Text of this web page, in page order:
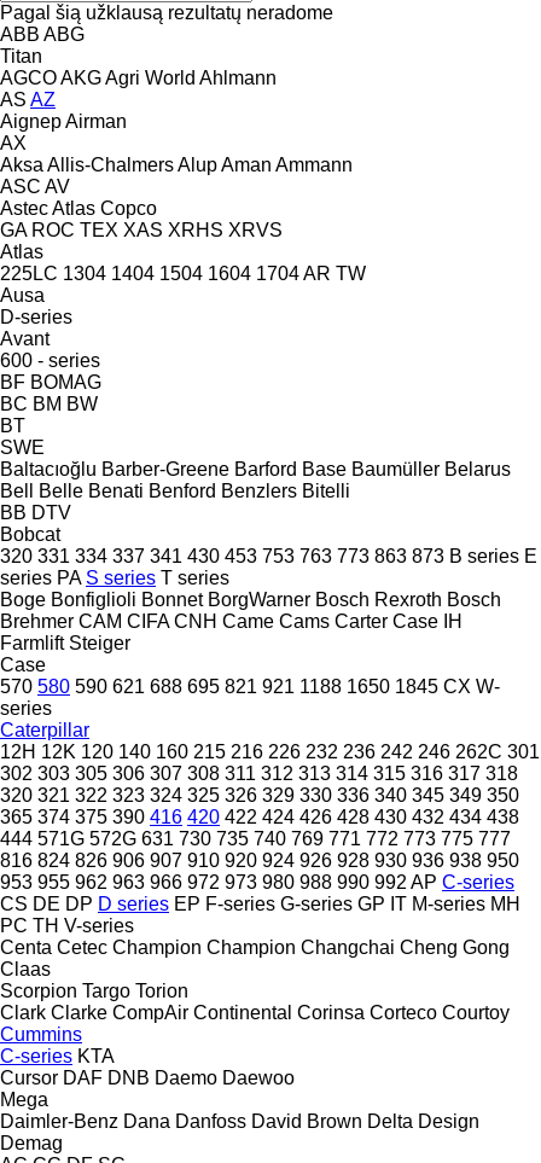
Pagal šią užklausą rezultatų neradome
ABB ABG
Titan
AGCOAKGAgri World Ahlmann
AS AZ
AignepAirman
AX
Aksa Allis-ChalmersAlupAman Ammann
ASC AV
AstecAtlas Copco
GA ROC TEX XAS XRHS XRVS
Atlas
225LC 1304 1404 1504 1604 1704AR TW
Ausa
D-series
Avant
600 - series
BF BOMAG
BC BM BW
BT
SWE
Baltacıoğlu Barber-Greene Barford Base Baumüller Belarus
Bell
Belle Benati Benford Benzlers Bitelli
BB DTV
Bobcat
320 331 334 337 341 430 453 753 763 773 863 873 B series E
series PA S series T series
Boge Bonfiglioli Bonnet BorgWarner Bosch Rexroth Bosch
Brehmer CAM CIFA CNH Came Cams Carter Case IH
Farmlift Steiger
Case
570 580 590 621 688 695 821 921 1188 1650 1845 CX W-
series
Caterpillar
12H 12K 120 140 160 215 216 226 232 236 242 246 262C 301
302 303 305 306 307 308 311 312 313 314 315 316 317 318
320 321 322 323 324 325 326 329 330 336 340 345 349 350
365 374 375 390 416 420 422 424 426 428 430 432 434 438
444 571G 572G 631 730 735 740 769 771 772 773 775 777
816 824 826 906 907 910 920 924 926 928 930 936 938 950
953 955 962 963 966 972 973 980 988 990 992 AP C-series
CS DE DP D series EP F-series G-series GP IT M-series MH
PC TH V-series
Centa Cetec Champion Champion Changchai Cheng Gong
Claas
Scorpion Targo Torion
Clark Clarke CompAir Continental Corinsa Corteco Courtoy
Cummins
C-series KTA
Cursor DAF DNB Daemo Daewoo
Mega
Daimler-Benz Dana Danfoss David Brown Delta Design
Demag